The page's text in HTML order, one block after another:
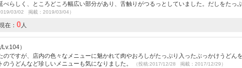
べらしく、ところどころ幅広い部分があり、舌触りがつるっとしていました。だしをたっ
03/02 掲載：2019/03/04）
在： 0人
）
のですが、店内の色々なメニューに魅かれて肉やおろしがたっぷり入ったぶっかけうどん
うどんなど珍しいメニューも気になりました。
（投稿:2017/12/28 掲載：2017/12/29）